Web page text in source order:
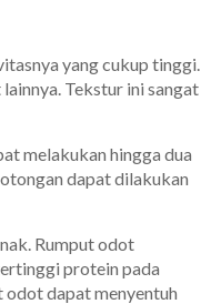
yang cukup tinggi.
Tekstur ini sangat
melakukan hingga dua
dapat dilakukan
Rumput odot
protein pada
odot dapat menyentuh